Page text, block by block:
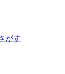
がす